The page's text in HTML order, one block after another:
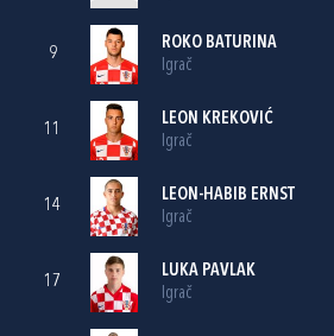
9
ROKO BATURINA
Igrač
11
LEON KREKOVIĆ
Igrač
14
LEON-HABIB ERNST
Igrač
17
LUKA PAVLAK
Igrač